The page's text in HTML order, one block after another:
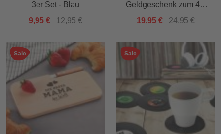
3er Set - Blau
9,95 €
12,95 €
Geldgeschenk zum 40.
Geburtstag
19,95 € 24,95 €
Sale Sale